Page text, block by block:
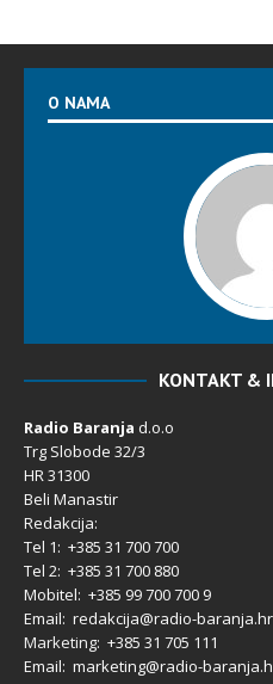
O NAMA
KONTAKT &
Radio Baranja d.o.o
Trg Slobode 32/3
HR 31300
Beli Manastir
Redakcija:
Tel 1: +385 31 700 700
Tel 2: +385 31 700 880
Mobitel: +385 99 700 700 9
Email: redakcija@radio-baranja.hr
Marketing: +385 31 705 111
Email: marketing@radio-